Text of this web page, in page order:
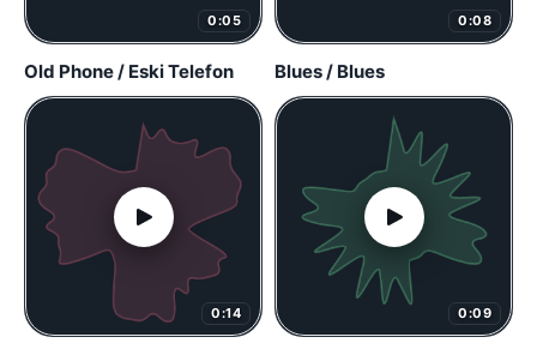
0:05
Old Phone / Eski Telefon
0:08
Blues / Blues
0:14 0:09